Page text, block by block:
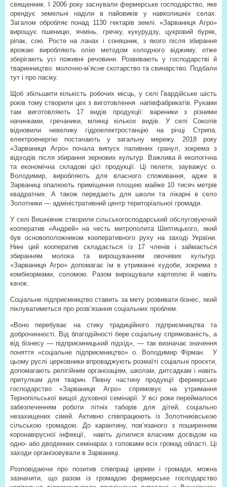
священник. І 2006 року заснували фермерське господарство, яке
орендує земельні наділи в пайовиків у навколишніх селах.
Загалом обробляє понад 1130 гектарів землі. «Зарваниця Агро»
вирощує пшеницю, ячмінь, гречку, кукурудзу, цукровий буряк,
ріпак, сою. Росте на ланах і соняшник, з якого після збирання
врожаю виробляють олію методом холодного віджиму, отже
зберігають усі поживні речовини. Розвивають у господарстві й
тваринництво: молочно-м’ясне скотарство та свинарство. Подбали
тут і про пасіку.
Щоб збільшити кількість робочих місць, у селі Гвардійське шість
років тому створили цех з виготовлення
напівфабрикатів. Руками
там виготовляють 17 видів продукції: вареники з різними
начинками, гречаники, млинці кількох видів. У селі Соколів
відновили невелику гідроелектростанцію на річці Стрипа,
електроенергію постачають у загальну мережу. 2018 року
«Зарваниця Агро» почала випуск паливних гранул, зокрема з
відходів після збирання зернових культур. Важлива й екологічна
та економічна складові цієї продукції. Ці пелети, зауважує о.
Володимир, виробляють для власного споживання, адже в
Зарваниці опалюють приміщення площею майже 10 тисяч метрів
квадратних. А також передають для школи та лікарні в село
Золотники — адміністративний центр територіальної громади.
У селі Вишнівчик створили сільськогосподарський обслуговуючий
кооператив «Андрей» на честь митрополита Шептицького, який
був основоположником кооперативного руху на заході України.
Нині цей кооператив складається із 17 членів і займається
збиранням молока та вирощуванням овочевих культур.
«Зарваниця Агро» допомагає їм в утриманні худоби, зокрема з
комбікормами, соломою. Разом вирощували картоплю й навіть
качок.
Соціальне підприємництво ставить за мету розвивати бізнес, який
піклуватиметься про розв’язання соціальних проблем.
«Воно перебуває на стику традиційного підприємництва та
доброчинності. Від благодійності бере соціальну спрямованість, а
від бізнесу — підприємницький підхід», — так визначає значення
поняття «соціальне підприємництво» о. Володимир Фірман.
У
цьому руслі церковники впроваджують розмаїті соціальні проєкти,
допомагають релігійним організаціям, школам, дитсадкам і навіть
притулкам для тварин. Певну частину продукції фермерське
господарство «Зарваниця Агро» спрямовує на утримання
Тернопільської вищої духовної семінарії. У всі роки переймалося
забезпеченням роботи літніх таборів для дітей, соціально
незахищених сімей. Активно співпрацюють із Золотниківською
сільською громадою. До карантину, пов’язаного з поширенням
коронавірусної інфекції,
навіть ділилися власним досвідом на
одно- або дводенних семінарах з головами всіх громад області. Ці
заходи організовували в Зарваниці.
Розповідаючи про позитив співпраці церкви і громади, можна
зазначити, що разом із громадою фермерське господарство